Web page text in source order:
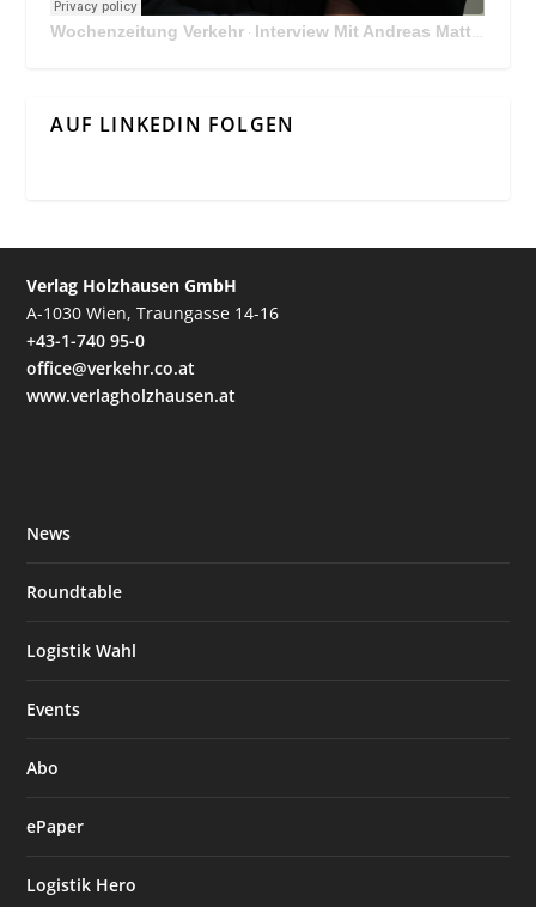
Wochenzeitung Verkehr · Interview Mit Andreas Matthä, CEO der ÖBB Holding
AUF LINKEDIN FOLGEN
Verlag Holzhausen GmbH
A-1030 Wien, Traungasse 14-16
+43-1-740 95-0
office@verkehr.co.at
www.verlagholzhausen.at
News
Roundtable
Logistik Wahl
Events
Abo
ePaper
Logistik Hero